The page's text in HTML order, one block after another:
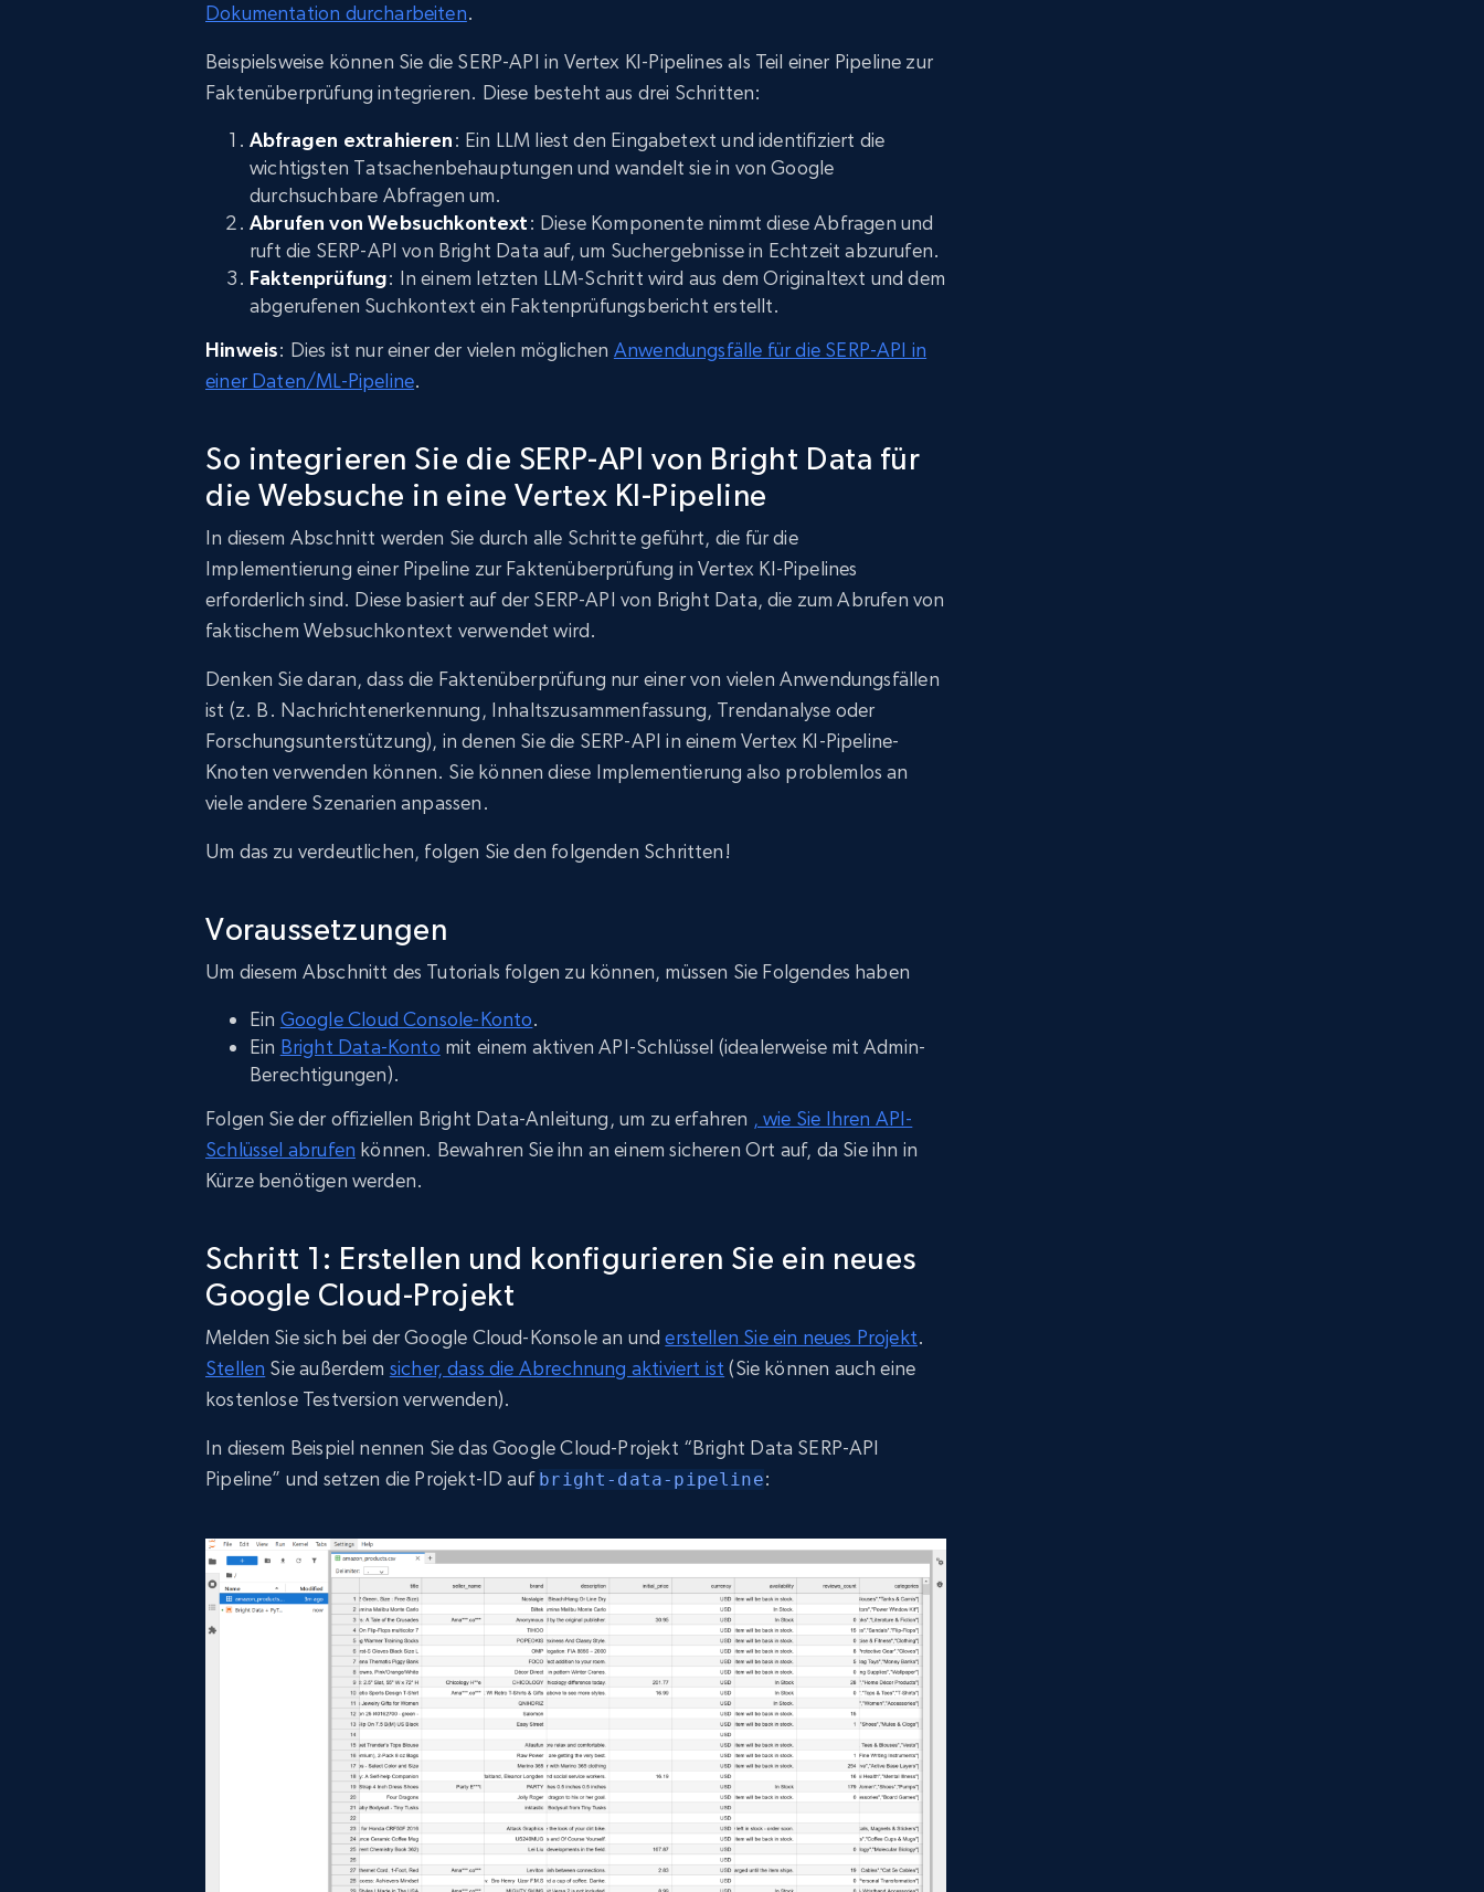
Dokumentation durcharbeiten.
Beispielsweise können Sie die SERP-API in Vertex KI-Pipelines als Teil einer Pipeline zur
Faktenüberprüfung integrieren. Diese besteht aus drei Schritten:
Abfragen extrahieren: Ein LLM liest den Eingabetext und identifiziert die
wichtigsten Tatsachenbehauptungen und wandelt sie in von Google
durchsuchbare Abfragen um.
Abrufen von Websuchkontext: Diese Komponente nimmt diese Abfragen und
ruft die SERP-API von Bright Data auf, um Suchergebnisse in Echtzeit abzurufen.
Faktenprüfung: In einem letzten LLM-Schritt wird aus dem Originaltext und dem
abgerufenen Suchkontext ein Faktenprüfungsbericht erstellt.
Hinweis: Dies ist nur einer der vielen möglichen Anwendungsfälle für die SERP-API in
einer Daten/ML-Pipeline.
So integrieren Sie die SERP-API von Bright Data für
die Websuche in eine Vertex KI-Pipeline
In diesem Abschnitt werden Sie durch alle Schritte geführt, die für die
Implementierung einer Pipeline zur Faktenüberprüfung in Vertex KI-Pipelines
erforderlich sind. Diese basiert auf der SERP-API von Bright Data, die zum Abrufen von
faktischem Websuchkontext verwendet wird.
Denken Sie daran, dass die Faktenüberprüfung nur einer von vielen Anwendungsfällen
ist (z. B. Nachrichtenerkennung, Inhaltszusammenfassung, Trendanalyse oder
Forschungsunterstützung), in denen Sie die SERP-API in einem Vertex KI-Pipeline-
Knoten verwenden können. Sie können diese Implementierung also problemlos an
viele andere Szenarien anpassen.
Um das zu verdeutlichen, folgen Sie den folgenden Schritten!
Voraussetzungen
Um diesem Abschnitt des Tutorials folgen zu können, müssen Sie Folgendes haben
Ein Google Cloud Console-Konto.
Ein Bright Data-Konto mit einem aktiven API-Schlüssel (idealerweise mit Admin-
Berechtigungen).
Folgen Sie der offiziellen Bright Data-Anleitung, um zu erfahren , wie Sie Ihren API-
Schlüssel abrufen können. Bewahren Sie ihn an einem sicheren Ort auf, da Sie ihn in
Kürze benötigen werden.
Schritt 1: Erstellen und konfigurieren Sie ein neues
Google Cloud-Projekt
Melden Sie sich bei der Google Cloud-Konsole an understellen Sie ein neues Projekt.
Stellen Sie außerdem sicher, dass die Abrechnung aktiviert ist (Sie können auch eine
kostenlose Testversion verwenden).
In diesem Beispiel nennen Sie das Google Cloud-Projekt “Bright Data SERP-API
Pipeline” und setzen die Projekt-ID auf bright-data-pipeline: